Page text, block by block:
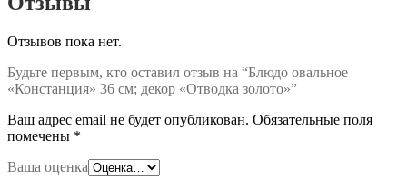
Отзывов пока нет.
Будьте первым, кто оставил отзыв на “Блюдо овальное
«Констанция» 36 см; декор «Отводка золото»”
Ваш адрес email не будет опубликован. Обязательные поля
помечены *
Ваша оценка